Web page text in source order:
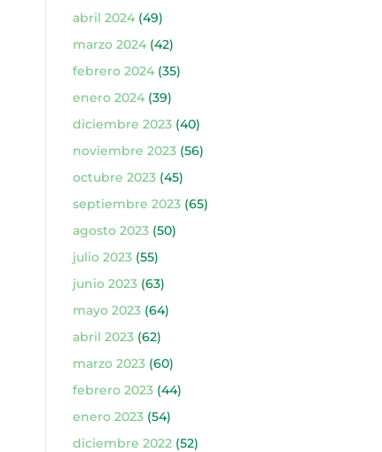
abril 2024(49)
marzo 2024(42)
febrero 2024(35)
enero 2024(39)
diciembre 2023(40)
noviembre 2023(56)
octubre 2023(45)
septiembre 2023(65)
agosto 2023(50)
julio 2023(55)
junio 2023(63)
mayo 2023(64)
abril 2023(62)
marzo 2023(60)
febrero 2023(44)
enero 2023(54)
diciembre 2022(52)